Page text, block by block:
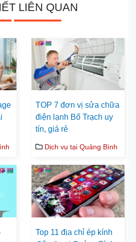
LIÊN QUAN
TOP 7 đơn vị sửa chữa
điện lạnh Bố Trạch uy
tín, giá rẻ
Dịch vụ tại Quảng Bình
Top 11 địa chỉ ép kính